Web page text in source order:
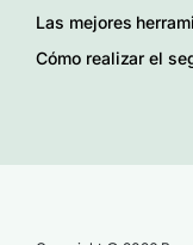
Las mejores
Cómo realizar el